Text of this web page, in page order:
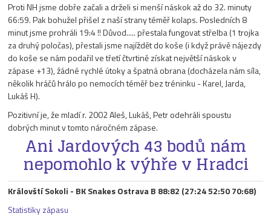
Proti NH jsme dobře začali a drželi si menší náskok až do 32. minuty
66:59. Pak bohužel přišel z naší strany téměř kolaps. Posledních 8
minut jsme prohráli 19:4 !! Důvod..... přestala fungovat střelba (1 trojka
za druhý poločas), přestali jsme najíždět do koše (i když právě nájezdy
do koše se nám podařil ve třetí čtvrtině získat největší náskok v
zápase +13), žádné rychlé útoky a špatná obrana (docházela nám síla,
několik hráčů hrálo po nemocích téměř bez tréninku - Karel, Jarda,
Lukáš H).
Pozitivní je, že mladí r. 2002 Aleš, Lukáš, Petr odehráli spoustu
dobrých minut v tomto náročném zápase.
Ani Jardových 43 bodů nám
nepomohlo k výhře v Hradci
Královští Sokoli - BK Snakes Ostrava B 88:82 (27:24 52:50 70:68)
Statistiky zápasu